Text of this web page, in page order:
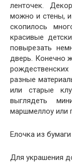
ленточек.
можно и стены,
скопилось
красивые
повырезать
дверь. Конечно
разные
или старые
выглядеть
маршмеллоу или
Елочка из
Для украшения